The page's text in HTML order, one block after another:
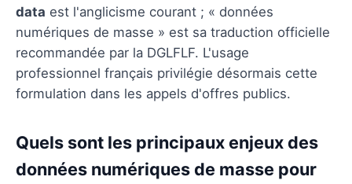
data est l'anglicisme courant ; « données
numériques de masse » est sa traduction officielle
recommandée par la DGLFLF. L'usage
professionnel français privilégie désormais cette
formulation dans les appels d'offres publics.
Quels sont les principaux enjeux des
données numériques de masse pour